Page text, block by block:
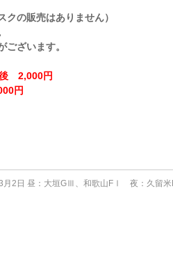
クの販売はありません）
ございます。
2,000円
円
月2日 昼：大垣GⅢ、和歌山FⅠ 夜：久留米